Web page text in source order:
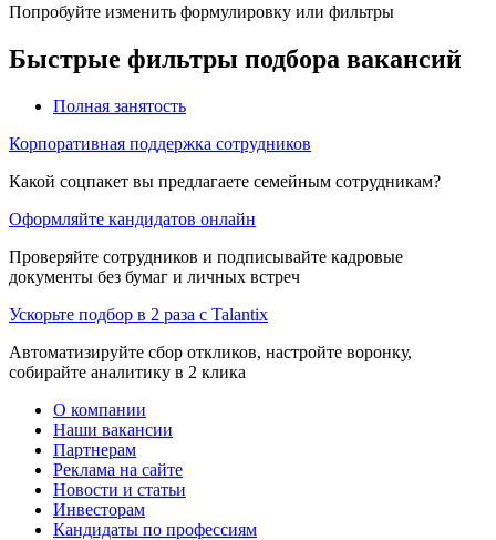
Попробуйте изменить формулировку или фильтры
Быстрые фильтры подбора вакансий
Полная занятость
Корпоративная поддержка сотрудников
Какой соцпакет вы предлагаете семейным сотрудникам?
Оформляйте кандидатов онлайн
Проверяйте сотрудников и подписывайте кадровые
документы без бумаг и личных встреч
Ускорьте подбор в 2 раза с Talantix
Автоматизируйте сбор откликов, настройте воронку,
собирайте аналитику в 2 клика
О компании
Наши вакансии
Партнерам
Реклама на сайте
Новости и статьи
Инвесторам
Кандидаты по профессиям